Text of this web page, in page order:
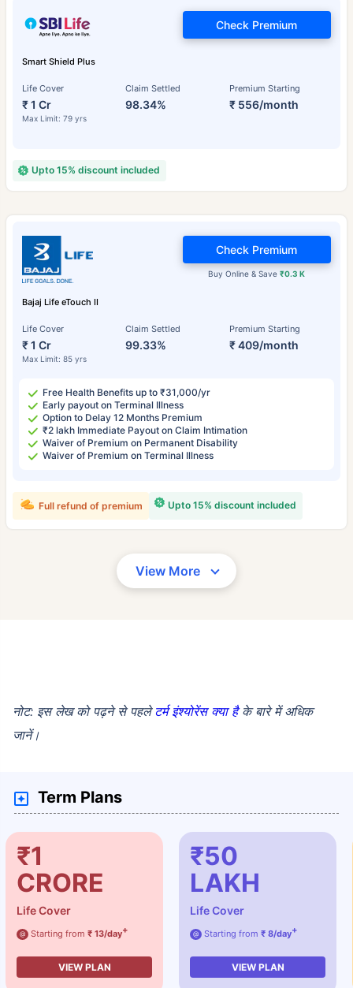
Smart Shield Plus
Life Cover
₹ 1 Cr
Max Limit: 79 yrs
Claim Settled
98.34%
Premium Starting
₹ 556/month
Check Premium
Upto 15% discount included
Bajaj Life eTouch II
Life Cover
₹ 1 Cr
Max Limit: 85 yrs
Claim Settled
99.33%
Premium Starting
₹ 409/month
Buy Online & Save₹0.3 K
Check Premium
Free Health Benefits up to ₹31,000/yr
Early payout on Terminal Illness
Option to Delay 12 Months Premium
₹2 lakh Immediate Payout on Claim Intimation
Waiver of Premium on Permanent Disability
Waiver of Premium on Terminal Illness
Upto 15% discount included
Full refund of premium
View More
नोट: इस लेख को पढ़ने से पहले टर्म इंश्योरेंस क्या हैके बारे में अधिक
जानें।
Term Plans
₹1
CRORE
Life Cover
@ Starting from ₹ 13/day+
VIEW PLAN
₹50
LAKH
Life Cover
@ Starting from ₹ 8/day+
VIEW PLAN